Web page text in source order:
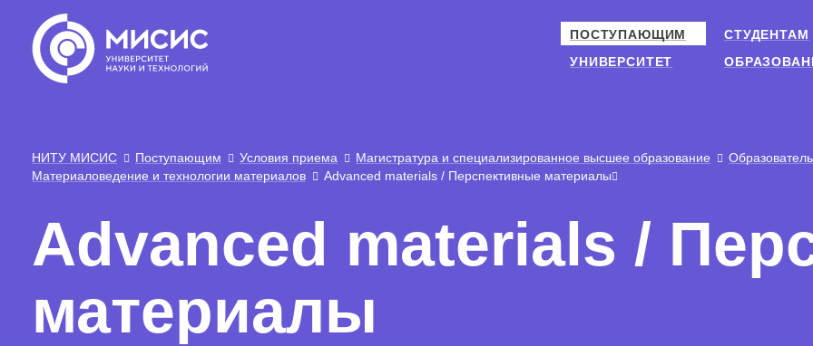
ПОСТУПАЮЩИМ СТУДЕНТАМ
УНИВЕРСИТЕТ
НИТУ МИСИС Поступающим Условия приема Магистратура и специализированное высшее образование
Материаловедение и технологии материалов
Advanced materials / Перспективные материалы
Advanced materials /
материалы